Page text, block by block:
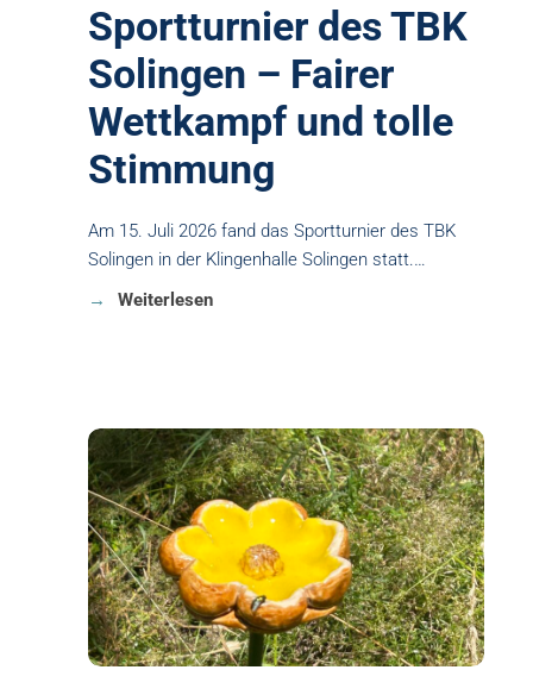
Sportturnier des TBK
Solingen – Fairer
Wettkampf und tolle
Stimmung
Am 15. Juli 2026 fand das Sportturnier des TBK
Solingen in der Klingenhalle Solingen statt.…
Weiterlesen